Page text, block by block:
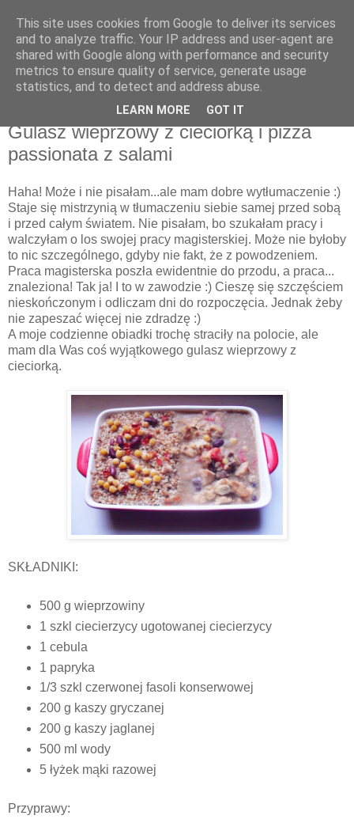
Recenzje na widelcu
Portal kulturalny - książki, recenzje, inspiracje, konkursy.
piątek, 16 stycznia 2015
Gulasz wieprzowy z cieciorką i pizza
passionata z salami
Haha! Może i nie pisałam...ale mam dobre wytłumaczenie :)
Staje się mistrzynią w tłumaczeniu siebie samej przed sobą
i przed całym światem. Nie pisałam, bo szukałam pracy i
walczyłam o los swojej pracy magisterskiej. Może nie byłoby
to nic szczególnego, gdyby nie fakt, że z powodzeniem.
Praca magisterska poszła ewidentnie do przodu, a praca...
znaleziona! Tak ja! I to w zawodzie :) Cieszę się szczęściem
nieskończonym i odliczam dni do rozpoczęcia. Jednak żeby
nie zapeszać więcej nie zdradzę :)
A moje codzienne obiadki trochę straciły na polocie, ale
mam dla Was coś wyjątkowego gulasz wieprzowy z
cieciorką.
SKŁADNIKI:
500 g wieprzowiny
1 szkl ciecierzycy ugotowanej ciecierzycy
1 cebula
1 papryka
1/3 szkl czerwonej fasoli konserwowej
200 g kaszy gryczanej
200 g kaszy jaglanej
500 ml wody
5 łyżek mąki razowej
Przyprawy:
This site uses cookies from Google to deliver its services
and to analyze traffic. Your IP address and user-agent are
shared with Google along with performance and security
metrics to ensure quality of service, generate usage
statistics, and to detect and address abuse.
LEARN MORE GOT IT